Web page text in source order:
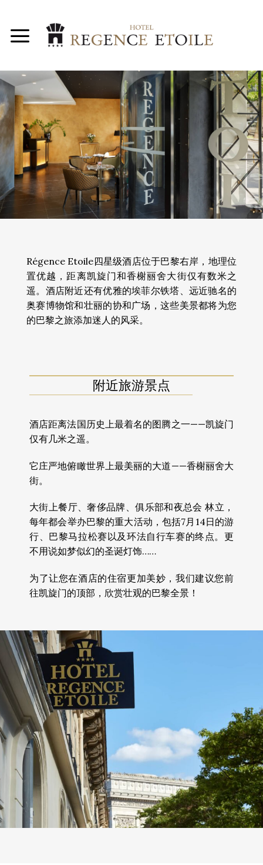
content
距离凯旋门和香榭丽
舍大街仅有数米之
遥。
Régence Etoile四星级酒店位于巴黎右岸，地理位
置优越，距离凯旋门和香榭丽舍大街仅有数米之
遥。酒店附近还有优雅的埃菲尔铁塔、远近驰名的
奥赛博物馆和壮丽的协和广场，这些美景都将为您
的巴黎之旅添加迷人的风采。
附近旅游景点
酒店距离法国历史上最着名的图腾之一——凯旋门
仅有几米之遥。
它庄严地俯瞰世界上最美丽的大道——香榭丽舍大
街。
大街上餐厅、奢侈品牌、俱乐部和夜总会 林立，
每年都会举办巴黎的重大活动，包括7月14日的游
行、巴黎马拉松赛以及环法自行车赛的终点。更
不用说如梦似幻的圣诞灯饰……
为了让您在酒店的住宿更加美妙，我们建议您前
往凯旋门的顶部，欣赏壮观的巴黎全景！